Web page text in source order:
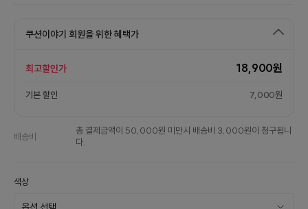
쿠션이야기 회원을 위한 혜택가
최고할인가 18,900원
기본 할인 7,000원
배송비
총 결제금액이 50,000원 미만시 배송비 3,000원이 청구됩니
다.
색상